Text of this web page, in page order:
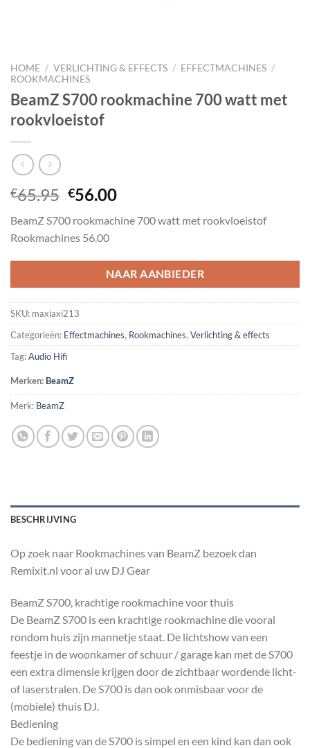
HOME / VERLICHTING & EFFECTS / EFFECTMACHINES /
ROOKMACHINES
BeamZ S700 rookmachine 700 watt met
rookvloeistof
€65.95 Oorspronkelijke
was:
€65.95.
€56.00Huidige
is:
BeamZ S700 rookmachine 700 watt met rookvloeistof
Rookmachines 56.00
NAAR AANBIEDER
SKU: maxiaxi213
Categorieën: Effectmachines, Rookmachines, Verlichting & effects
Tag:Audio Hifi
Merken: BeamZ
Merk: BeamZ
BESCHRIJVING
Op zoek naar Rookmachines van BeamZ bezoek dan
Remixit.nl voor al uw DJ Gear
BeamZ S700, krachtige rookmachine voor thuis
De BeamZ S700 is een krachtige rookmachine die vooral
rondom huis zijn mannetje staat. De lichtshow van een
feestje in de woonkamer of schuur / garage kan met de S700
een extra dimensie krijgen door de zichtbaar wordende licht-
of laserstralen. De S700 is dan ook onmisbaar voor de
(mobiele) thuis DJ.
Bediening
De bediening van de S700 is simpel en een kind kan dan ook